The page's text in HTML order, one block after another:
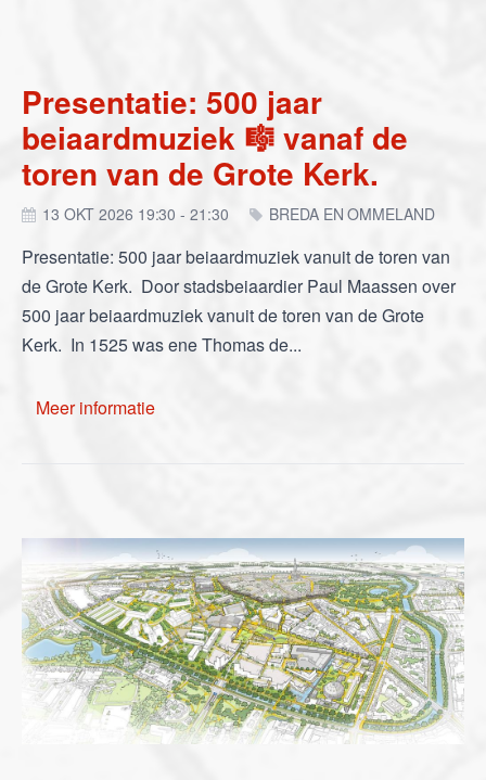
Presentatie: 500 jaar
beiaardmuziek 🎼 vanaf de
toren van de Grote Kerk.
13 OKT 2026 19:30 - 21:30 BREDA EN OMMELAND
Presentatie: 500 jaar beiaardmuziek vanuit de toren van
de Grote Kerk. Door stadsbeiaardier Paul Maassen over
500 jaar beiaardmuziek vanuit de toren van de Grote
Kerk. In 1525 was ene Thomas de...
Meer informatie